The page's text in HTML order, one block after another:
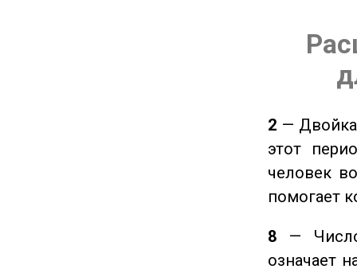
2 — Двойка
этот
человек
помогает
8 —
означает